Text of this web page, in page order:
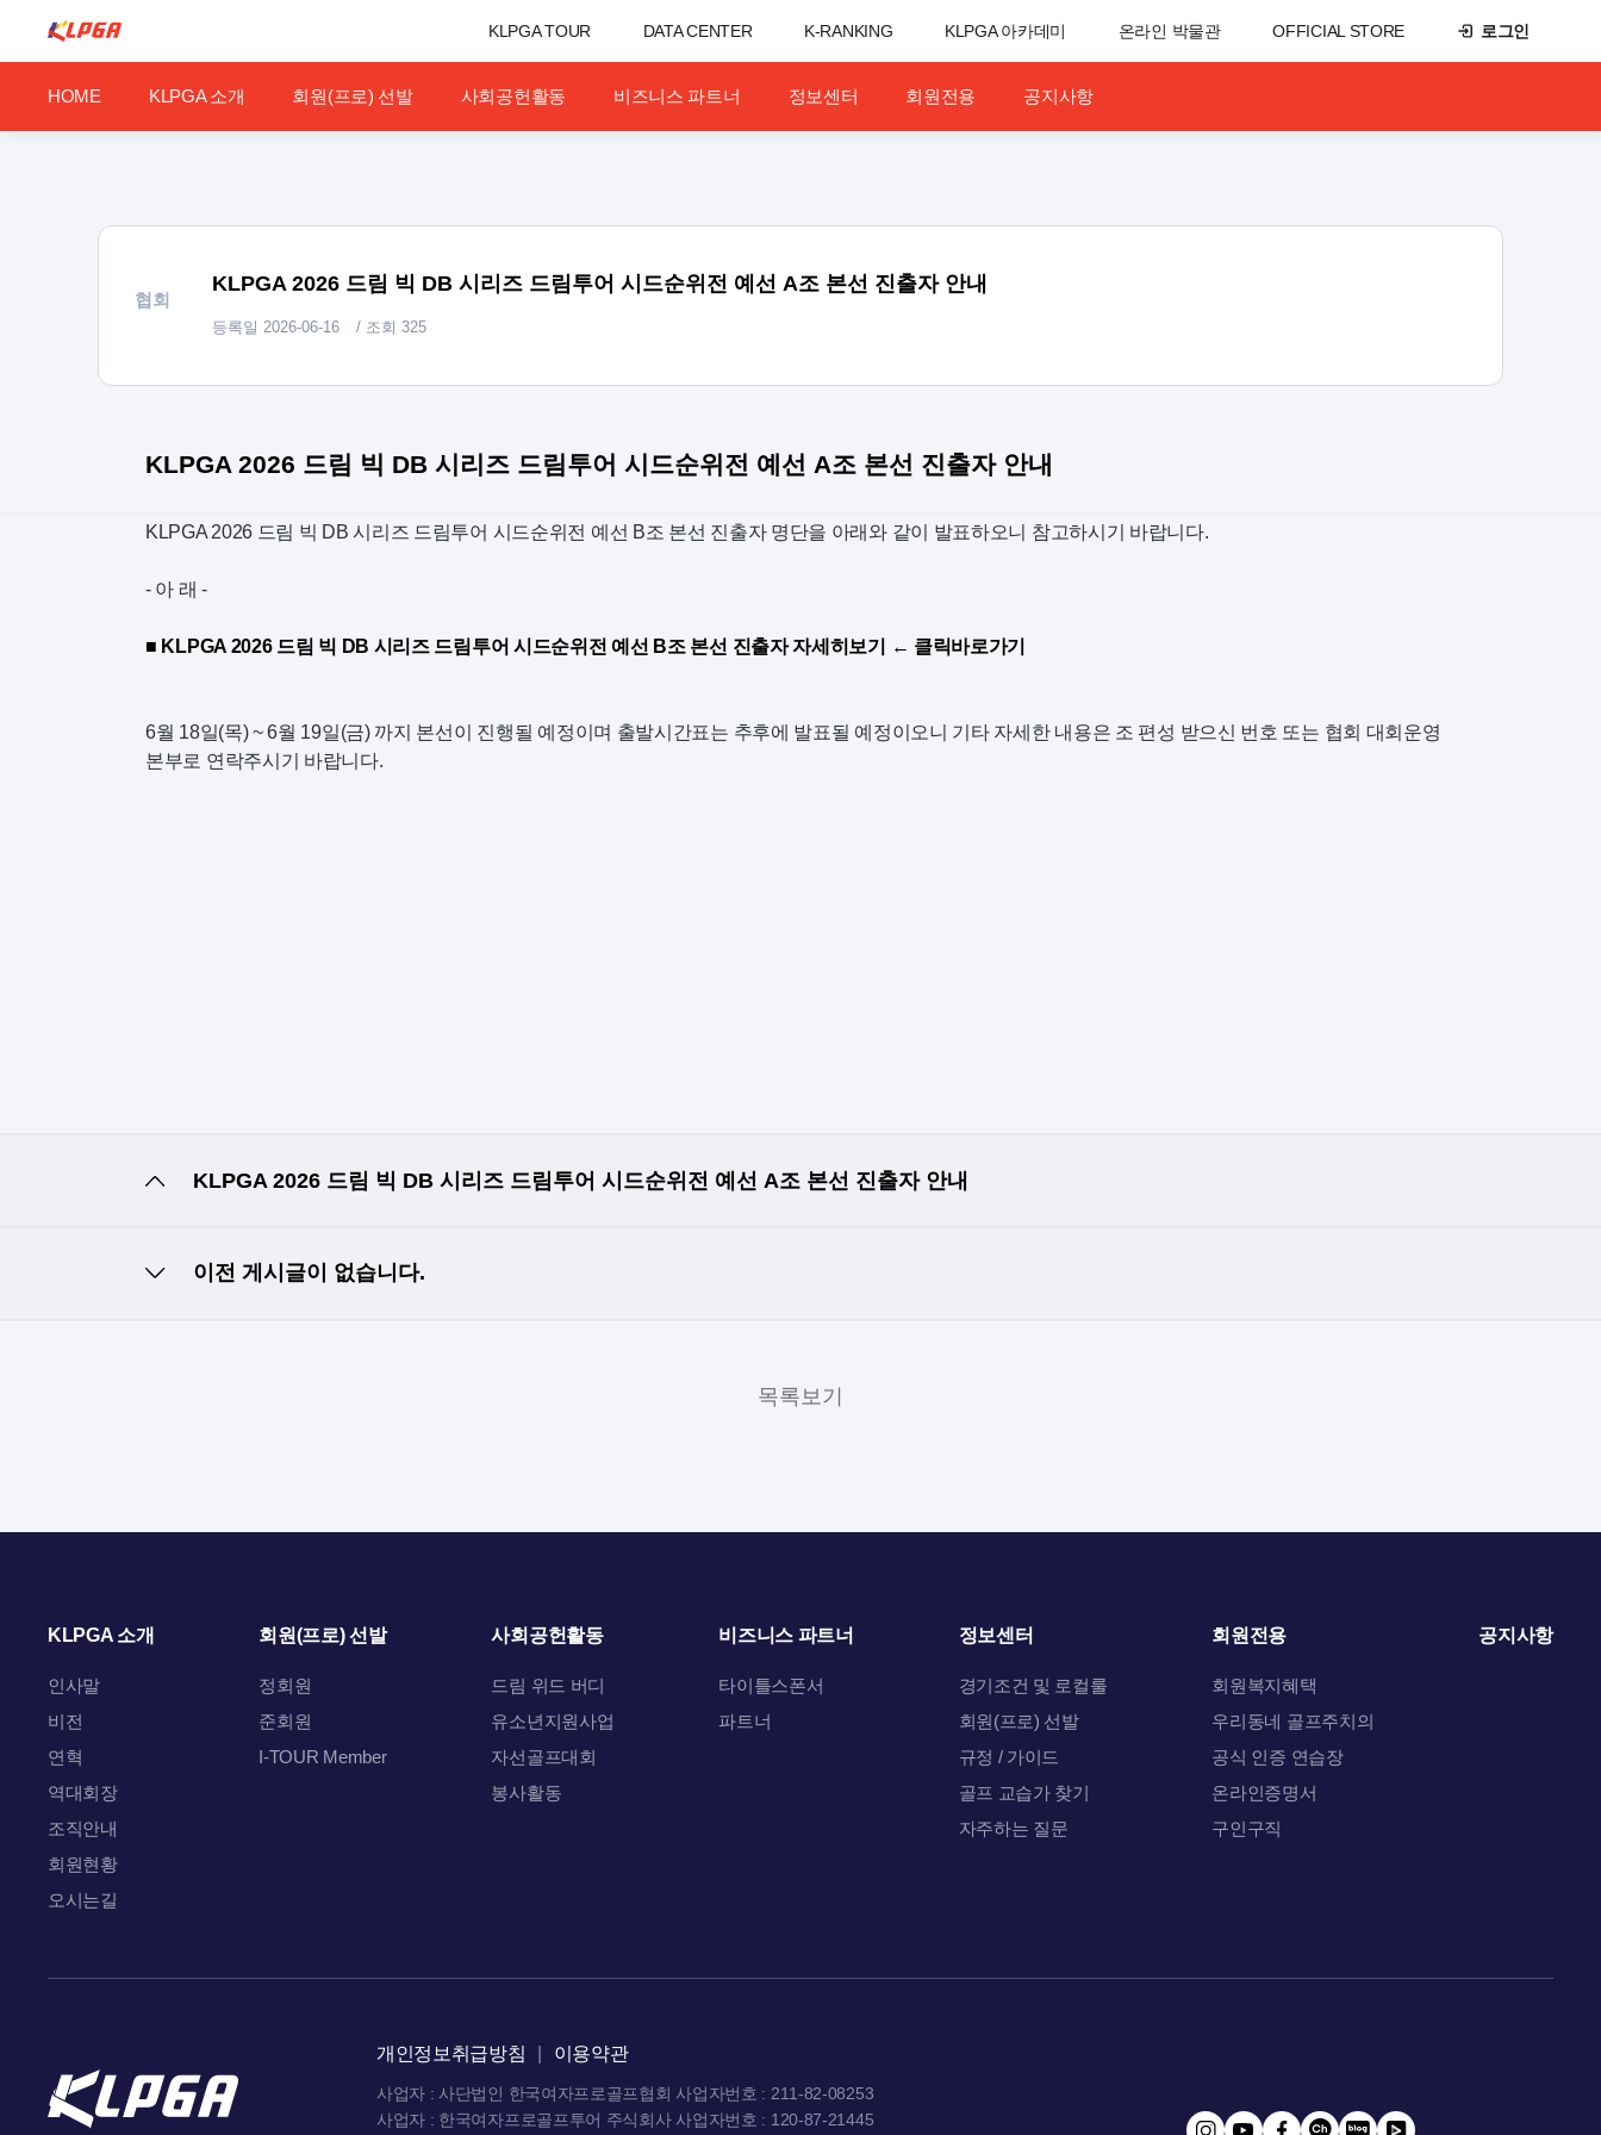
KLPGA TOUR DATA CENTER K-RANKING KLPGA 아카데미 온라인 박물관 OFFICIAL STORE 로그인
HOME KLPGA 소개 회원(프로) 선발 사회공헌활동 비즈니스 파트너 정보센터 회원전용 공지사항
협회
KLPGA 2026 드림 빅 DB 시리즈 드림투어 시드순위전 예선 A조 본선 진출자 안내
등록일 2026-06-16 / 조회 325
KLPGA 2026 드림 빅 DB 시리즈 드림투어 시드순위전 예선 A조 본선 진출자 안내
KLPGA 2026 드림 빅 DB 시리즈 드림투어 시드순위전 예선 B조 본선 진출자 명단을 아래와 같이 발표하오니 참고하시기 바랍니다.
- 아 래 -
■ KLPGA 2026 드림 빅 DB 시리즈 드림투어 시드순위전 예선 B조 본선 진출자 자세히보기 ← 클릭바로가기
6월 18일(목) ~ 6월 19일(금) 까지 본선이 진행될 예정이며 출발시간표는 추후에 발표될 예정이오니 기타 자세한 내용은 조 편성 받으신 번호 또는 협회 대회운영
본부로 연락주시기 바랍니다.
KLPGA 2026 드림 빅 DB 시리즈 드림투어 시드순위전 예선 A조 본선 진출자 안내
이전 게시글이 없습니다.
목록보기
KLPGA 소개
인사말
비전
연혁
역대회장
조직안내
회원현황
오시는길
회원(프로) 선발
정회원
준회원
I-TOUR Member
사회공헌활동
드림 위드 버디
유소년지원사업
자선골프대회
봉사활동
비즈니스 파트너
타이틀스폰서
파트너
정보센터
경기조건 및 로컬룰
회원(프로) 선발
규정 / 가이드
골프 교습가 찾기
자주하는 질문
회원전용
회원복지혜택
우리동네 골프주치의
공식 인증 연습장
온라인증명서
구인구직
공지사항
개인정보취급방침 이용약관
사업자 : 사단법인 한국여자프로골프협회 사업자번호 : 211-82-08253
사업자 : 한국여자프로골프투어 주식회사 사업자번호 : 120-87-21445